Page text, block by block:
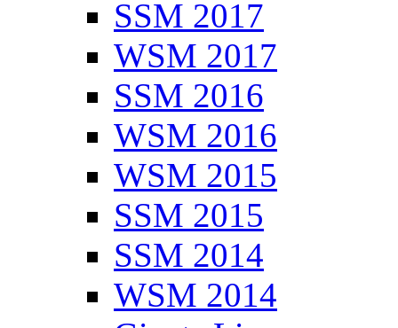
SSM 2017
WSM 2017
SSM 2016
WSM 2016
WSM 2015
SSM 2015
SSM 2014
WSM 2014